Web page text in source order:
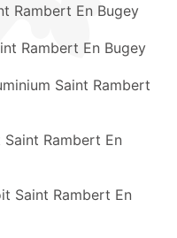
Rambert En Bugey
Rambert En Bugey
Saint Rambert
Rambert En
Saint Rambert En